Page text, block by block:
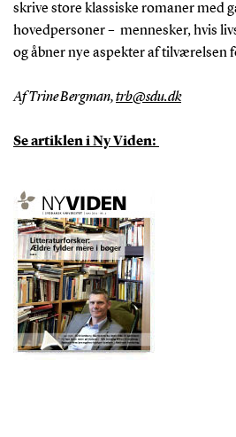
skrive store klassiske romaner med
hovedpersoner – mennesker, hvis
og åbner nye aspekter af tilværelsen
Af Trine Bergman,trb@sdu.dk
Se artiklen i Ny Viden: